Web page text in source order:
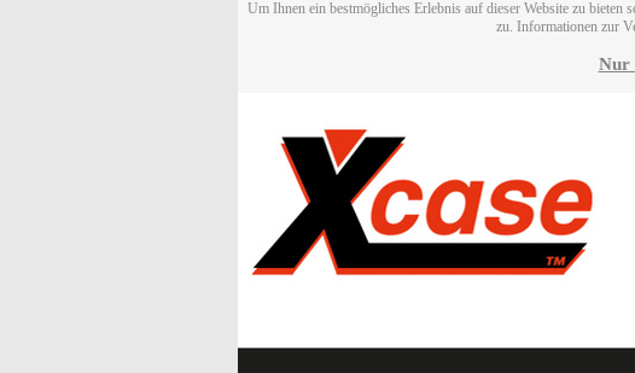
Um Ihnen ein bestmögliches Erlebnis auf dieser Website zu
zu. Informationen zur
Nur